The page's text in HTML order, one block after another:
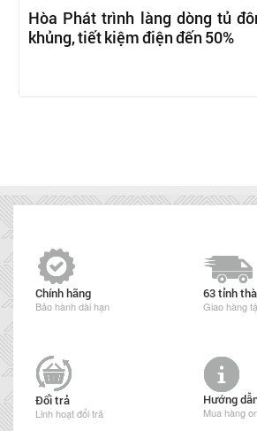
Hòa Phát trình làng dòng tủ
khủng, tiết kiệm điện đến 50%
Chính hãng
Bảo hành dài hạn
63 tỉnh
Giao hàng
Đổi trả
Linh hoạt đổi trả
Hướng
Mua hàng